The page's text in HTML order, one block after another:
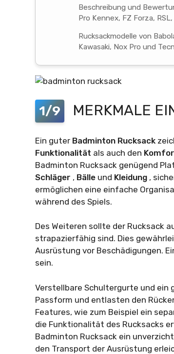
Beschreibung und
Pro Kennex, FZ Forza,
Rucksackmodelle von
Kawasaki, Nox Pro und
1/9 MERKMALE
Ein guter Badminton Rucksack
Funktionalität als auch den
Badminton Rucksack genügend
Schläger , Bälle und Kleidung ,
ermöglichen eine einfache
während des Spiels.
Des Weiteren sollte der Rucksack
strapazierfähig sind. Dies
Ausrüstung vor Beschädigungen.
sein.
Verstellbare Schultergurte und ein
Passform und entlasten den
Features, wie zum Beispiel ein
die Funktionalität des Rucksacks
Badminton Rucksack ein
den Transport der Ausrüstung